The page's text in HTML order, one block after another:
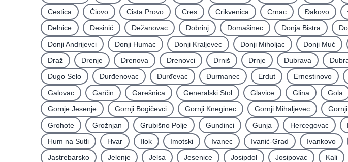
Cestica
Čiovo Cista Provo Cres Crikvenica Crnac Đakovo
Delnice
Desinić Dežanovac Dobrinj Domašinec Donja Bistra
Donji Andrijevci
Donji Humac Donji Kraljevec Donji Miholjac Donji Muć
Draž
Drenje Drenova Drenovci Drniš Drnje Dubrava
Dugo Selo
Ðurđenovac Ðurđevac Ðurmanec Erdut Ernestinovo
Galovac
Garčin Garešnica Generalski Stol Glavice Glina Gola
Gornje Jesenje
Gornji Bogičevci Gornji Kneginec Gornji Mihaljevec
Grohote
Grožnjan Grubišno Polje Gundinci Gunja Hercegovac
Hum na Sutli
Hvar Ilok Imotski Ivanec Ivanić-Grad Ivankovo
Jastrebarsko
Jelenje Jelsa Jesenice Josipdol Josipovac Kali